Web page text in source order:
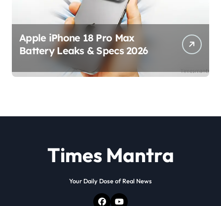
Apple iPhone 18 Pro Max
Battery Leaks & Specs 2026
Times Mantra
Your Daily Dose of Real News